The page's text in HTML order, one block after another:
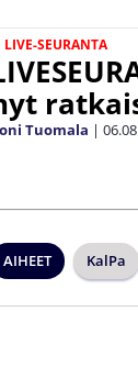
LIVE-SEURANTA
Tuomala |
AIHEET KalPa